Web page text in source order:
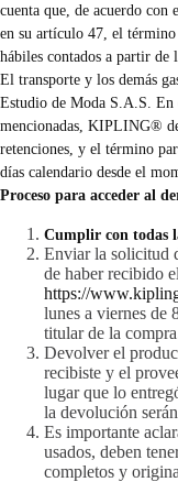
cuenta que, de acuerdo con
en su artículo 47, el término
hábiles contados a partir de
El transporte y los demás
Estudio de Moda S.A.S. En
mencionadas, KIPLING®
retenciones, y el término
días calendario desde el
Proceso para acceder al
Cumplir con todas
Enviar la solicitud
de haber recibido
https://
lunes a viernes de
titular de la
Devolver el
recibiste y el
lugar que lo
la devolución
Es importante
usados, deben
completos y